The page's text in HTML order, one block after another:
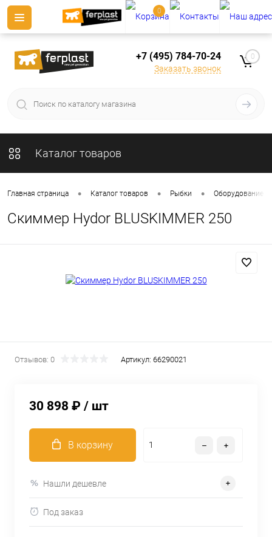
+7 (495) 784-70-24
Заказать звонок
0
Каталог товаров
Главная страница • Каталог товаров • Рыбки • Оборудование
Скиммер Hydor BLUSKIMMER 250
Отзывов: 0 Артикул: 66290021
30 898 ₽ / шт
В корзину
Нашли дешевле
Под заказ
0